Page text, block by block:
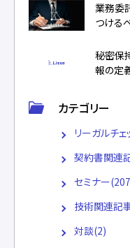
業務委
つける
秘密保
報の定
カテゴリー
リーガルチ
契約書関連
セミナー
技術関連記
対談(2)